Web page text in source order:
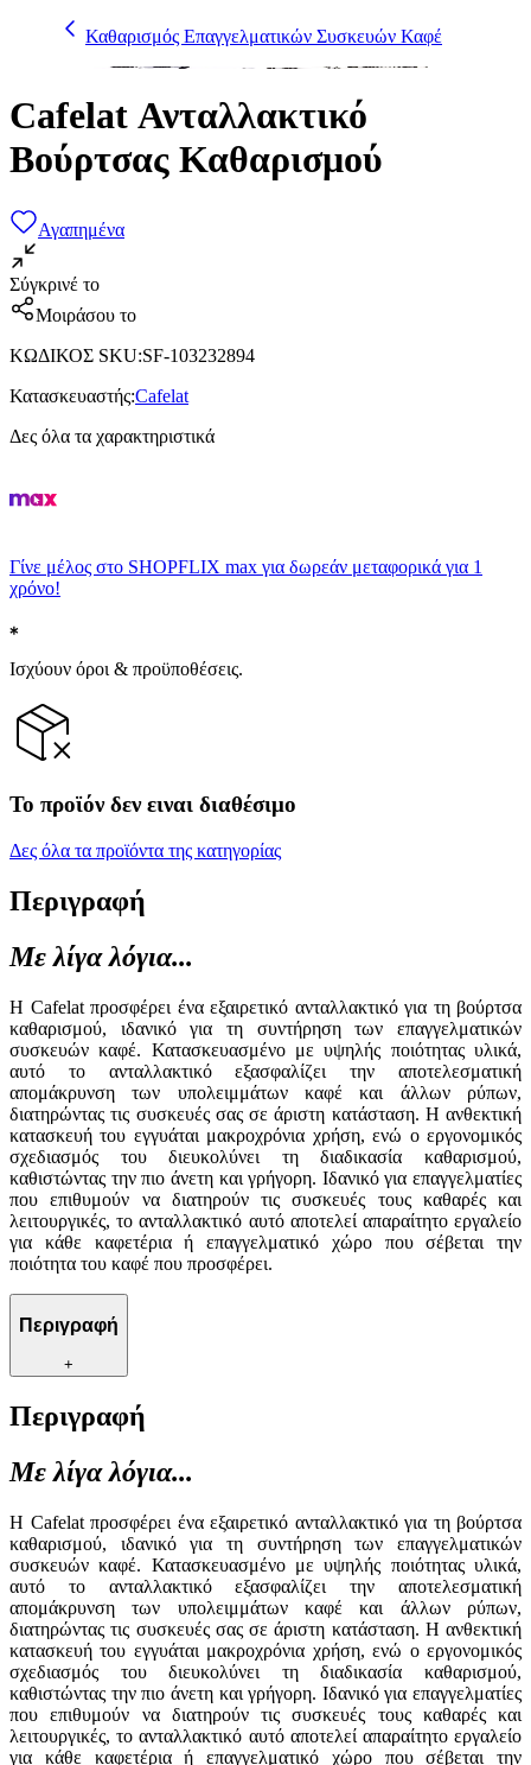
Καθαρισμός Επαγγελματικών Συσκευών Καφέ
Cafelat Ανταλλακτικό
Βούρτσας Καθαρισμού
Αγαπημένα
Σύγκρινέ το
Μοιράσου το
ΚΩΔΙΚΟΣ SKU:SF-103232894
Κατασκευαστής:Cafelat
Δες όλα τα χαρακτηριστικά
Γίνε μέλος στο SHOPFLIX max για δωρεάν μεταφορικά για 1
χρόνο!
Ισχύουν όροι & προϋποθέσεις.
Το προϊόν δεν ειναι διαθέσιμο
Δες όλα τα προϊόντα της κατηγορίας
Περιγραφή
Με λίγα λόγια...
Η Cafelat προσφέρει ένα εξαιρετικό ανταλλακτικό για τη βούρτσα
καθαρισμού, ιδανικό για τη συντήρηση των επαγγελματικών
συσκευών καφέ. Κατασκευασμένο με υψηλής ποιότητας υλικά,
αυτό το ανταλλακτικό εξασφαλίζει την αποτελεσματική
απομάκρυνση των υπολειμμάτων καφέ και άλλων ρύπων,
διατηρώντας τις συσκευές σας σε άριστη κατάσταση. Η ανθεκτική
κατασκευή του εγγυάται μακροχρόνια χρήση, ενώ ο εργονομικός
σχεδιασμός του διευκολύνει τη διαδικασία καθαρισμού,
καθιστώντας την πιο άνετη και γρήγορη. Ιδανικό για επαγγελματίες
που επιθυμούν να διατηρούν τις συσκευές τους καθαρές και
λειτουργικές, το ανταλλακτικό αυτό αποτελεί απαραίτητο εργαλείο
για κάθε καφετέρια ή επαγγελματικό χώρο που σέβεται την
ποιότητα του καφέ που προσφέρει.
Περιγραφή
+
Περιγραφή
Με λίγα λόγια...
Η Cafelat προσφέρει ένα εξαιρετικό ανταλλακτικό για τη βούρτσα
καθαρισμού, ιδανικό για τη συντήρηση των επαγγελματικών
συσκευών καφέ. Κατασκευασμένο με υψηλής ποιότητας υλικά,
αυτό το ανταλλακτικό εξασφαλίζει την αποτελεσματική
απομάκρυνση των υπολειμμάτων καφέ και άλλων ρύπων,
διατηρώντας τις συσκευές σας σε άριστη κατάσταση. Η ανθεκτική
κατασκευή του εγγυάται μακροχρόνια χρήση, ενώ ο εργονομικός
σχεδιασμός του διευκολύνει τη διαδικασία καθαρισμού,
καθιστώντας την πιο άνετη και γρήγορη. Ιδανικό για επαγγελματίες
που επιθυμούν να διατηρούν τις συσκευές τους καθαρές και
λειτουργικές, το ανταλλακτικό αυτό αποτελεί απαραίτητο εργαλείο
για κάθε καφετέρια ή επαγγελματικό χώρο που σέβεται την